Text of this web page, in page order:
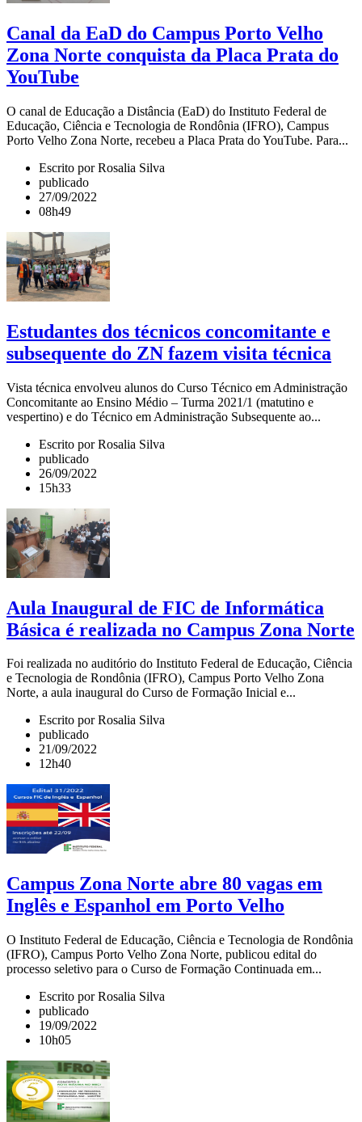
Canal da EaD do Campus Porto Velho
Zona Norte conquista da Placa Prata do
YouTube
O canal de Educação a Distância (EaD) do Instituto Federal de
Educação, Ciência e Tecnologia de Rondônia (IFRO), Campus
Porto Velho Zona Norte, recebeu a Placa Prata do YouTube. Para...
Escrito por Rosalia Silva
publicado
27/09/2022
08h49
Estudantes dos técnicos concomitante e
subsequente do ZN fazem visita técnica
Vista técnica envolveu alunos do Curso Técnico em Administração
Concomitante ao Ensino Médio – Turma 2021/1 (matutino e
vespertino) e do Técnico em Administração Subsequente ao...
Escrito por Rosalia Silva
publicado
26/09/2022
15h33
Aula Inaugural de FIC de Informática
Básica é realizada no Campus Zona Norte
Foi realizada no auditório do Instituto Federal de Educação, Ciência
e Tecnologia de Rondônia (IFRO), Campus Porto Velho Zona
Norte, a aula inaugural do Curso de Formação Inicial e...
Escrito por Rosalia Silva
publicado
21/09/2022
12h40
Campus Zona Norte abre 80 vagas em
Inglês e Espanhol em Porto Velho
O Instituto Federal de Educação, Ciência e Tecnologia de Rondônia
(IFRO), Campus Porto Velho Zona Norte, publicou edital do
processo seletivo para o Curso de Formação Continuada em...
Escrito por Rosalia Silva
publicado
19/09/2022
10h05